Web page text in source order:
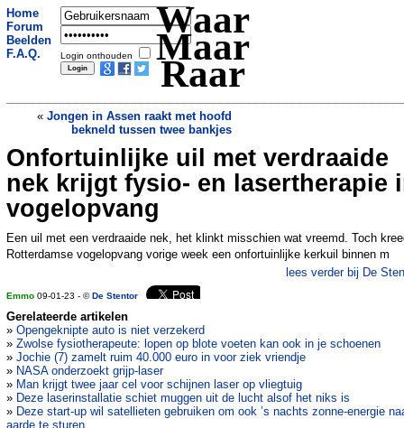
Home
Forum
Beelden
F.A.Q.
Login onthouden
Waar
Maar
Raar
« Jongen in Assen raakt met hoofd
bekneld tussen twee bankjes
Man steelt stokje saté uit loempiakraam
en bedreigt agenten in Breda»
Onfortuinlijke uil met verdraaide
nek krijgt fysio- en lasertherapie
vogelopvang
Een uil met een verdraaide nek, het klinkt misschien wat vreemd. Toch
Rotterdamse vogelopvang vorige week een onfortuinlijke kerkuil binnen m
lees verder bij De
Emmo 09-01-23 - ©De Stentor
Gerelateerde artikelen
» Opengeknipte auto is niet verzekerd
» Zwolse fysiotherapeute: lopen op blote voeten kan ook in je schoenen
» Jochie (7) zamelt ruim 40.000 euro in voor ziek vriendje
» NASA onderzoekt grijp-laser
» Man krijgt twee jaar cel voor schijnen laser op vliegtuig
» Deze laserinstallatie schiet muggen uit de lucht alsof het niks is
» Deze start-up wil satellieten gebruiken om ook ’s nachts zonne-energie
aarde te sturen